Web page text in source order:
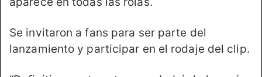
Se invitaron a fans para ser parte del
lanzamiento y participar en el rodaje del clip.